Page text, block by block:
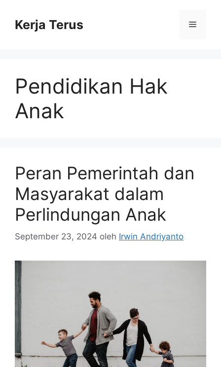
Kerja Terus Menu
Pendidikan Hak
Anak
Peran Pemerintah dan
Masyarakat dalam
Perlindungan Anak
September 23, 2024 oleh Irwin Andriyanto